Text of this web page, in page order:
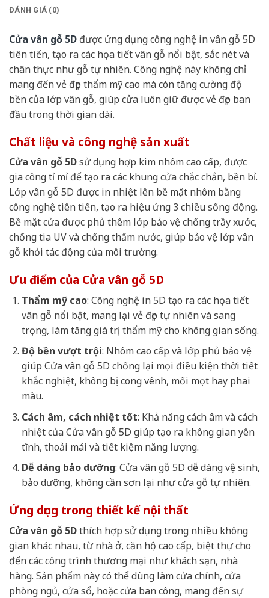
ĐÁNH GIÁ (0)
Cửa vân gỗ 5D được ứng dụng công nghệ in vân gỗ 5D
tiên tiến, tạo ra các họa tiết vân gỗ nổi bật, sắc nét và
chân thực như gỗ tự nhiên. Công nghệ này không chỉ
mang đến vẻ đẹp thẩm mỹ cao mà còn tăng cường độ
bền của lớp vân gỗ, giúp cửa luôn giữ được vẻ đẹp ban
đầu trong thời gian dài.
Chất liệu và công nghệ sản xuất
Cửa vân gỗ 5Dsử dụng hợp kim nhôm cao cấp, được
gia công tỉ mỉ để tạo ra các khung cửa chắc chắn, bền bỉ.
Lớp vân gỗ 5D được in nhiệt lên bề mặt nhôm bằng
công nghệ tiên tiến, tạo ra hiệu ứng 3 chiều sống động.
Bề mặt cửa được phủ thêm lớp bảo vệ chống trầy xước,
chống tia UV và chống thấm nước, giúp bảo vệ lớp vân
gỗ khỏi tác động của môi trường.
Ưu điểm của Cửa vân gỗ 5D
Thẩm mỹ cao: Công nghệ in 5D tạo ra các họa tiết
vân gỗ nổi bật, mang lại vẻ đẹp tự nhiên và sang
trọng, làm tăng giá trị thẩm mỹ cho không gian sống.
Độ bền vượt trội: Nhôm cao cấp và lớp phủ bảo vệ
giúp Cửa vân gỗ 5D chống lại mọi điều kiện thời tiết
khắc nghiệt, không bị cong vênh, mối mọt hay phai
màu.
Cách âm, cách nhiệt tốt: Khả năng cách âm và cách
nhiệt của Cửa vân gỗ 5D giúp tạo ra không gian yên
tĩnh, thoải mái và tiết kiệm năng lượng.
Dễ dàng bảo dưỡng: Cửa vân gỗ 5D dễ dàng vệ sinh,
bảo dưỡng, không cần sơn lại như cửa gỗ tự nhiên.
Ứng dụng trong thiết kế nội thất
Cửa vân gỗ 5Dthích hợp sử dụng trong nhiều không
gian khác nhau, từ nhà ở, căn hộ cao cấp, biệt thự cho
đến các công trình thương mại như khách sạn, nhà
hàng. Sản phẩm này có thể dùng làm cửa chính, cửa
phòng ngủ, cửa sổ, hoặc cửa ban công, mang đến sự